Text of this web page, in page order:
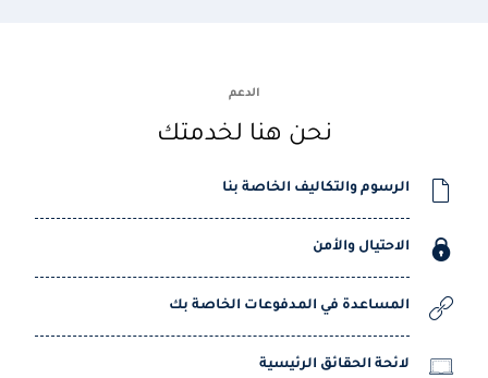
الدعم
نحن هنا لخدمتك
الرسوم والتكاليف الخاصة بنا
الاحتيال والأمن
المساعدة في المدفوعات الخاصة بك
لائحة الحقائق الرئيسية